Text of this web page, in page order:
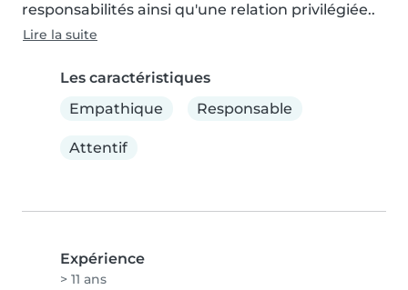
responsabilités ainsi qu'une relation privilégiée..
Lire la suite
Les caractéristiques
Empathique
Responsable
Attentif
Expérience
> 11 ans